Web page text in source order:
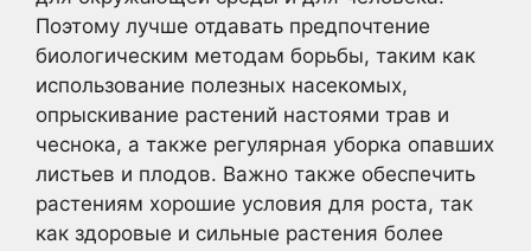
Поэтому лучше отдавать предпочтение
биологическим методам борьбы, таким как
использование полезных насекомых,
опрыскивание растений настоями трав и
чеснока, а также регулярная уборка опавших
листьев и плодов. Важно также обеспечить
растениям хорошие условия для роста, так
как здоровые и сильные растения более